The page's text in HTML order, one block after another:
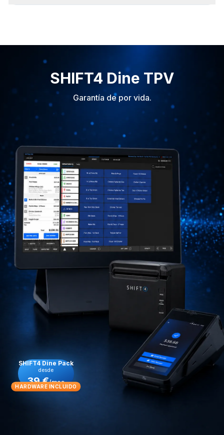
SHIFT4 Dine TPV
Garantía de por vida.
SHIFT4 Dine Pack
desde
39 €/mes
HARDWARE INCLUIDO